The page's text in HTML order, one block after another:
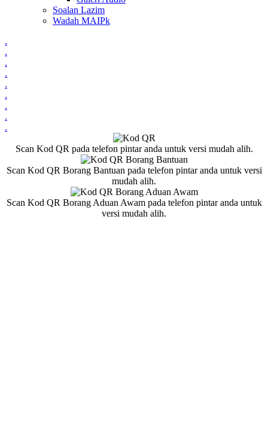
Soalan Lazim
Wadah MAIPk
.
.
.
.
.
.
.
.
.
Scan Kod QR pada telefon pintar anda untuk versi mudah alih.
Scan Kod QR Borang Bantuan pada telefon pintar anda untuk versi
mudah alih.
Scan Kod QR Borang Aduan Awam pada telefon pintar anda untuk
versi mudah alih.